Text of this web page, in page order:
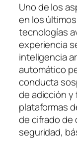
Uno de los
en los
tecnologías
experiencia
inteligencia
automático
conducta
de adicción y
plataformas
de cifrado de
seguridad,